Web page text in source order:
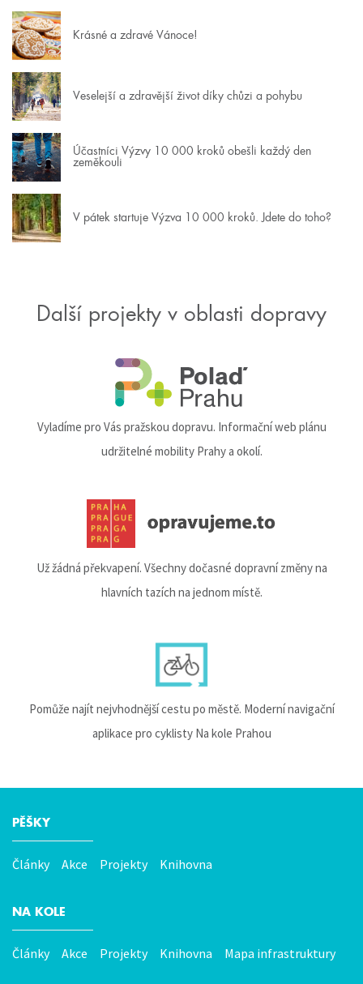
Krásné a zdravé Vánoce!
Veselejší a zdravější život díky chůzi a pohybu
Účastníci Výzvy 10 000 kroků obešli každý den
zeměkouli
V pátek startuje Výzva 10 000 kroků. Jdete do toho?
Další projekty v oblasti dopravy
Vyladíme pro Vás pražskou dopravu. Informační web plánu
udržitelné mobility Prahy a okolí.
Už žádná překvapení. Všechny dočasné dopravní změny na
hlavních tazích na jednom místě.
Pomůže najít nejvhodnější cestu po městě. Moderní navigační
aplikace pro cyklisty Na kole Prahou
Hlavní
menu
PĚŠKY
Články Akce Projekty Knihovna
NA KOLE
Články Akce Projekty Knihovna Mapa infrastruktury